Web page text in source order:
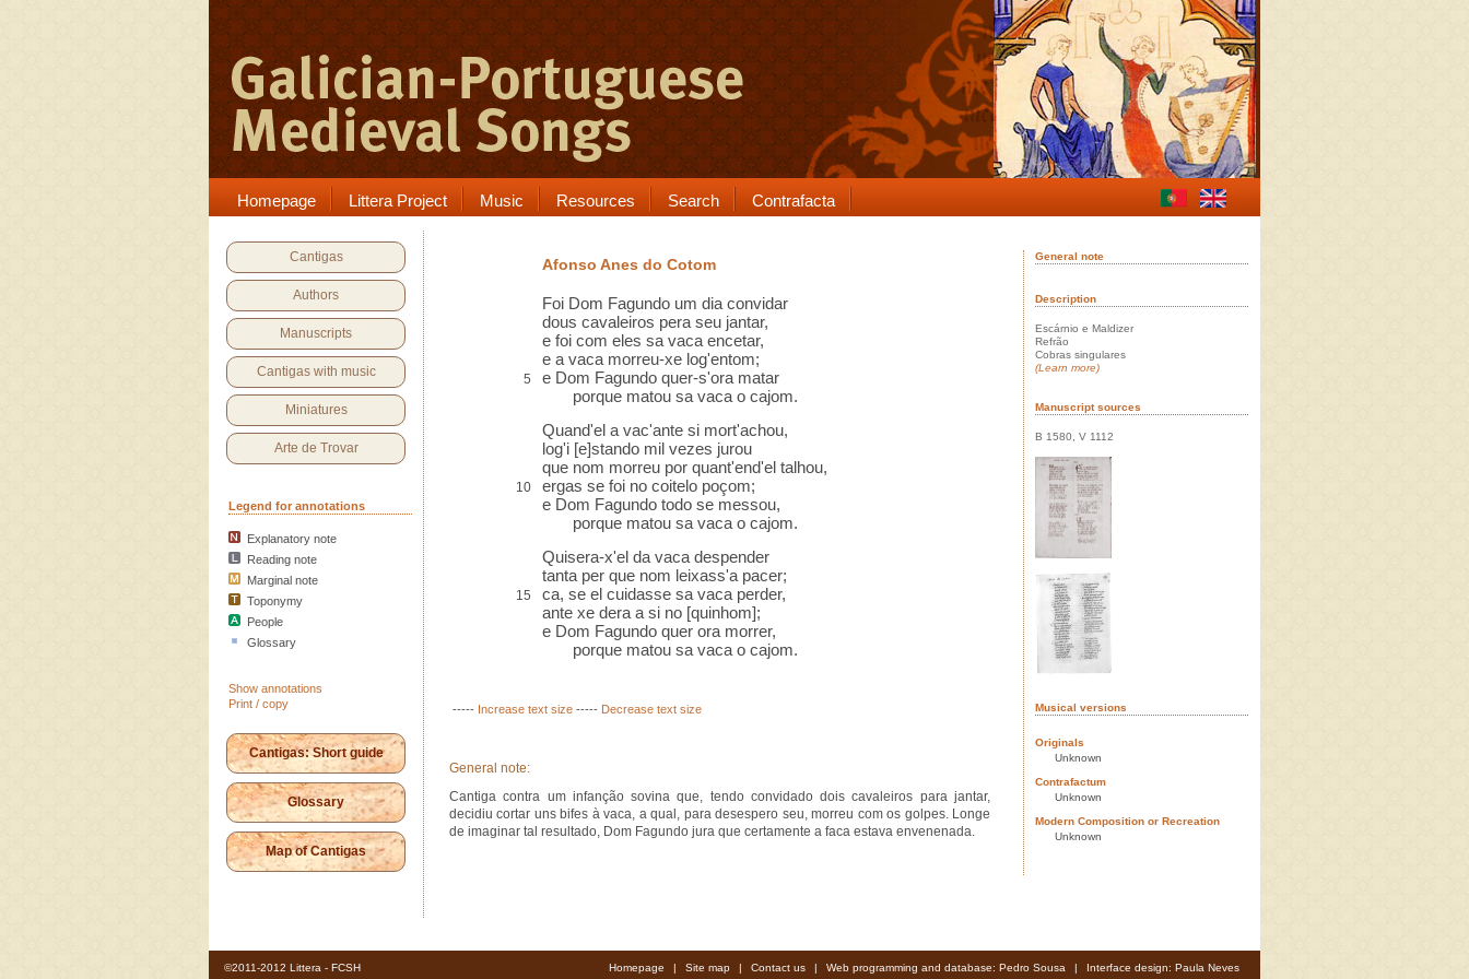
Homepage Littera Project Music Resources Search Contrafacta
Cantigas
Authors
Manuscripts
Cantigas with music
Miniatures
Arte de Trovar
Legend for annotations
Explanatory note
Reading note
Marginal note
Toponymy
People
Glossary
Show annotations
Print / copy
Cantigas: Short guide
Glossary
Map of Cantigas
Afonso Anes do Cotom
Foi Dom Fagundo um dia convidar
dous cavaleiros pera seu jantar,
e foi com eles sa vaca encetar,
e a vaca morreu-xe log'entom;
5
e Dom Fagundo quer-s'ora matar
porque matou sa vaca o cajom.
Quand'el a vac'ante si mort'achou,
log'i [e]stando mil vezes jurou
que nom morreu por quant'end'el talhou,
10
ergas se foi no coitelo poçom;
e Dom Fagundo todo se messou,
porque matou sa vaca o cajom.
Quisera-x'el da vaca despender
tanta per que nom leixass'a pacer;
15
ca, se el cuidasse sa vaca perder,
ante xe dera a si no [quinhom];
e Dom Fagundo quer ora morrer,
porque matou sa vaca o cajom.
----- Increase text size ----- Decrease text size
General note:
Cantiga contra um infanção sovina que, tendo convidado dois cavaleiros para jantar,
decidiu cortar uns bifes à vaca, a qual, para desespero seu, morreu com os golpes. Longe
de imaginar tal resultado, Dom Fagundo jura que certamente a faca estava envenenada.
General note
Description
Escárnio e Maldizer
Refrão
Cobras singulares
(Learn more)
Manuscript sources
B 1580, V 1112
Musical versions
Originals
Unknown
Contrafactum
Unknown
Modern Composition or Recreation
Unknown
©2011-2012 Littera - FCSH Homepage | Site map | Contact us | Web programming and database: Pedro Sousa | Interface design: Paula Neves